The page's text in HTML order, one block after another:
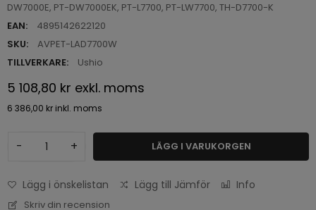
DW7000E, PT-DW7000EK, PT-L7700, PT-LW7700, TH-D7700-K
EAN:
4895142622120
SKU:
AVPET-LAD7700W
TILLVERKARE:
Ushio
5 108,80 kr exkl. moms
6 386,00 kr inkl. moms
- + LÄGG I VARUKORGEN
Lägg i önskelistan Lägg till Jämför Info
Skriv din recension